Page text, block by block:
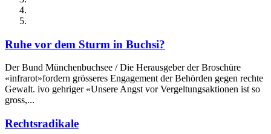
Ruhe vor dem Sturm in Buchsi?
Der Bund Münchenbuchsee / Die Herausgeber der Broschüre
«infrarot»fordern grösseres Engagement der Behörden gegen rechte
Gewalt. ivo gehriger «Unsere Angst vor Vergeltungsaktionen ist so
gross,...
Rechtsradikale